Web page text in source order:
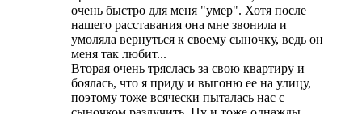
очень быстро для меня "умер". Хотя после
нашего расставания она мне звонила и
умоляла вернуться к своему сыночку, ведь он
меня так любит...
Вторая очень тряслась за свою квартиру и
боялась, что я приду и выгоню ее на улицу,
поэтому тоже всячески пыталась нас с